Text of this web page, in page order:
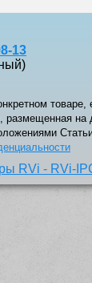
13
товаре,
на
RVi - RVi-